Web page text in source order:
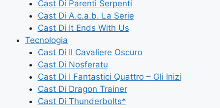
Cast Di Parenti Serpenti
Cast Di A.c.a.b. La Serie
Cast Di It Ends With Us
Tecnologia
Cast Di Il Cavaliere Oscuro
Cast Di Nosferatu
Cast Di I Fantastici Quattro – Gli Inizi
Cast Di Dragon Trainer
Cast Di Thunderbolts*